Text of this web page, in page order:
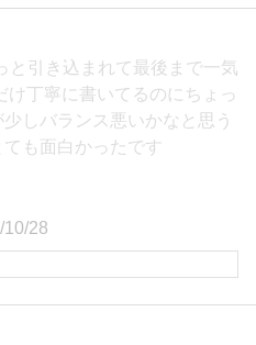
と引き込まれて最後まで一気
け丁寧に書いてるのにちょっ
しバランス悪いかなと思う
も面白かったです
10/28